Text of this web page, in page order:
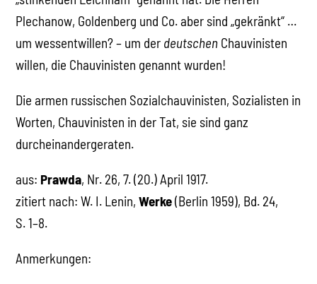
Plechanow, Goldenberg und Co. aber sind „gekränkt“ …
um wessentwillen? – um der deutschen Chauvinisten
willen, die Chauvinisten genannt wurden!
Die armen russischen Sozialchauvinisten, Sozialisten in
Worten, Chauvinisten in der Tat, sie sind ganz
durcheinandergeraten.
aus: Prawda, Nr. 26, 7. (20.) April 1917.
zitiert nach: W. I. Lenin,Werke(Berlin 1959), Bd. 24,
S. 1–8.
Anmerkungen: